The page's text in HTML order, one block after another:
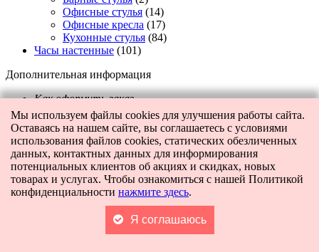
Офисные стулья (14)
Офисные кресла (17)
Кухонные стулья (84)
Часы настенные (101)
Дополнительная информация
Как оформить заказ
Доставка/самовывоз
Отправка в регионы
Подъем на этаж
Сборка мебели
Обмен и возврат
Контакты
Пользовательское соглашение
Политика конфиденциальности
Мы используем файлы cookies для улучшения работы сайта.
Оставаясь на нашем сайте, вы соглашаетесь с условиями
использования файлов cookies, статических обезличенных
данных, контактных данных для информирования
потенциальных клиентов об акциях и скидках, новых
товарах и услугах. Чтобы ознакомиться с нашей Политикой
конфиденциальности нажмите здесь.
Я соглашаюсь